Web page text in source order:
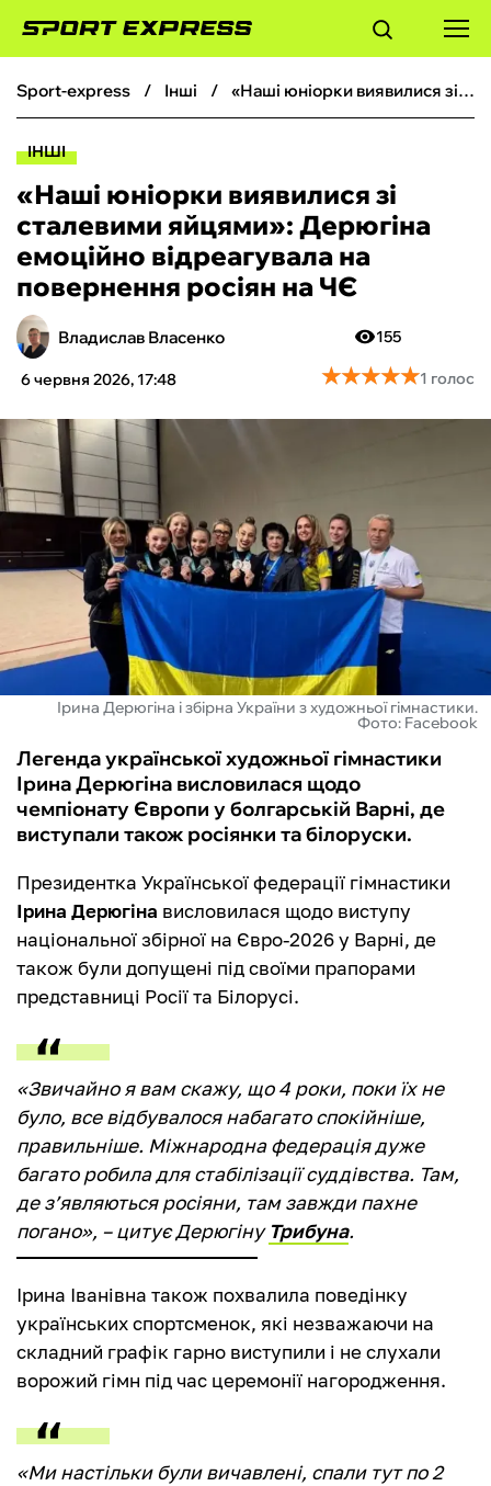
ФУТБОЛ
БОКС
ХОКЕЙ
ТЕНІС
КІБЕРСПОРТ
ЧС-2026
ФУТЗАЛ
БУКМЕКЕРИ
sport-express інші «Наші юніорки виявилися зі сталевими яйцями»: Дерюгіна емоційно відреагувала на повернення росіян на ЧЄ
ІНШІ
«Наші юніорки виявилися зі
сталевими яйцями»: Дерюгіна
емоційно відреагувала на
повернення росіян на ЧЄ
Владислав Власенко
6 червня 2026, 17:48
155
★★★★★
★★★★★1 голос
Ірина Дерюгіна і збірна України з художньої гімнастики.
Фото: Facebook
Легенда української художньої гімнастики
Ірина Дерюгіна висловилася щодо
чемпіонату Європи у болгарській Варні, де
виступали також росіянки та білоруски.
Президентка Української федерації гімнастики
Ірина Дерюгіна висловилася щодо виступу
національної збірної на Євро-2026 у Варні, де
також були допущені під своїми прапорами
представниці Росії та Білорусі.
«Звичайно я вам скажу, що 4 роки, поки їх не
було, все відбувалося набагато спокійніше,
правильніше. Міжнародна федерація дуже
багато робила для стабілізації суддівства. Там,
де з’являються росіяни, там завжди пахне
погано», – цитує Дерюгіну Трибуна.
Ірина Іванівна також похвалила поведінку
українських спортсменок, які незважаючи на
складний графік гарно виступили і не слухали
ворожий гімн під час церемонії нагородження.
«Ми настільки були вичавлені, спали тут по 2